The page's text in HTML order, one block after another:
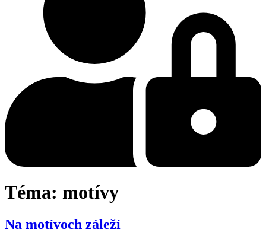
Téma: motívy
Na motívoch záleží